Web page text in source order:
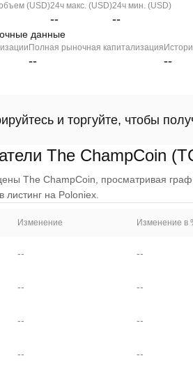
(USD)24ч макс. (USD)
--
24ч мин. (USD)
--
данные
Полная рыночная капитализация
-- --
и торгуйте, чтобы
The ChampCoin
The ChampCoin, просматривая
на Poloniex.
Изменение Изменение в
-- --
-- --
-- --
-- --